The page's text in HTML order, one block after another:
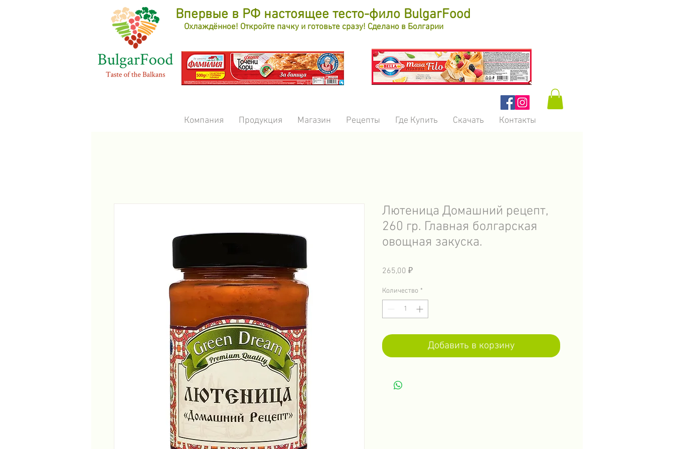
Впервые в РФ настоящее тесто-фило BulgarFood
Охлаждённое! Откройте пачку и готовьте сразу! Сделано в Болгарии
Компания Продукция Магазин Рецепты Где Купить Скачать Контакты
Лютеница Домашний рецепт,
260 гр. Главная болгарская
овощная закуска.
265,00 ₽Цена
Количество *
Добавить в корзину